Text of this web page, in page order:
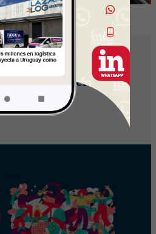
que cumplir
la Tierra celebra 15